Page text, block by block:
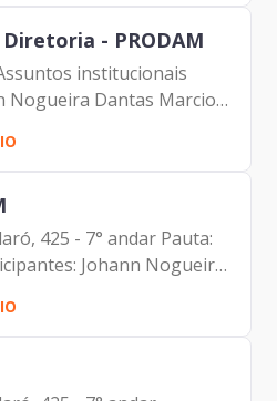
Diretoria - PRODAM
institucionais
Nogueira Dantas Marcio
Luciano de Azevedo
Celso de Paula
425 - 7° andar Pauta:
Johann Nogueira
Satiro (SGM) Marina
(SGM) Carlos